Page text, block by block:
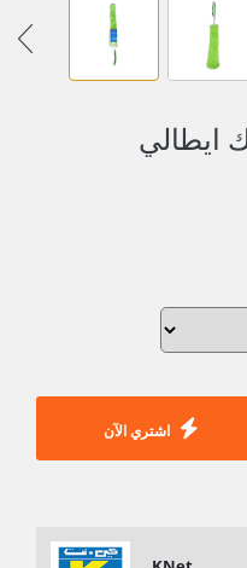
ايطالي
اشتري الآن